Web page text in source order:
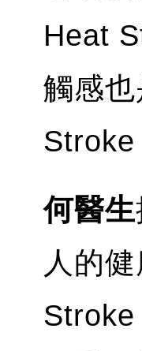
Heat
觸感
Stroke
何醫生
人的
Stroke